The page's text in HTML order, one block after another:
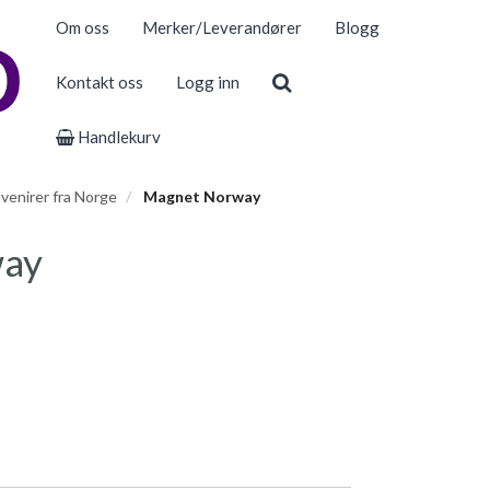
Om oss Merker/Leverandører Blogg
Kontakt oss Logg inn
Handlekurv
fra Norge Magnet Norway